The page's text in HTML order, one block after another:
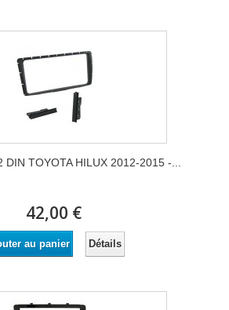
DIN TOYOTA HILUX 2012-2015 -...
42,00 €
au panier Détails